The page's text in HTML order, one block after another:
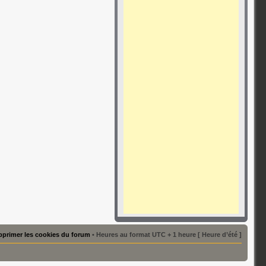
les cookies du forum • Heures au format UTC + 1 heure [ Heure d’été ]